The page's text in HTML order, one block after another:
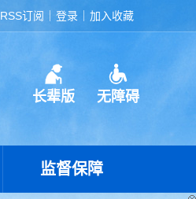
RSS订阅 登录 加入收藏
长辈版 无障碍
监督保障